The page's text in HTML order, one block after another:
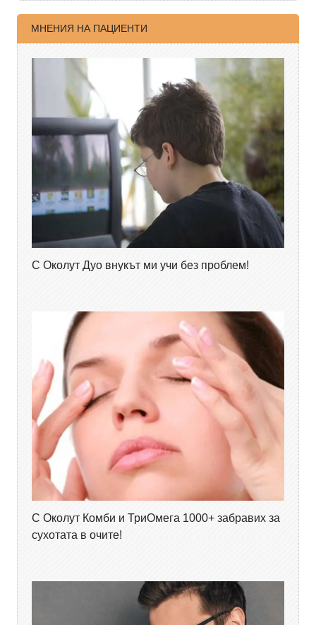
МНЕНИЯ НА ПАЦИЕНТИ
С Околут Дуо внукът ми учи без проблем!
С Околут Комби и ТриОмега 1000+ забравих за
сухотата в очите!